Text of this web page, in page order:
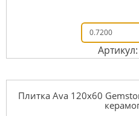
Плитка Ava 120x60